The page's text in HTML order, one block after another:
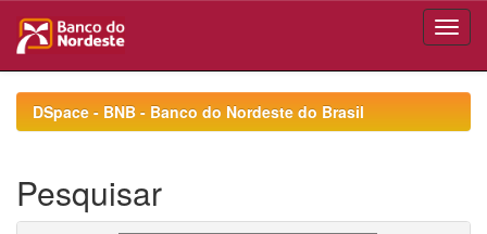
navigationDSpace - BNB - Banco do Nordeste do Brasil
Pesquisar